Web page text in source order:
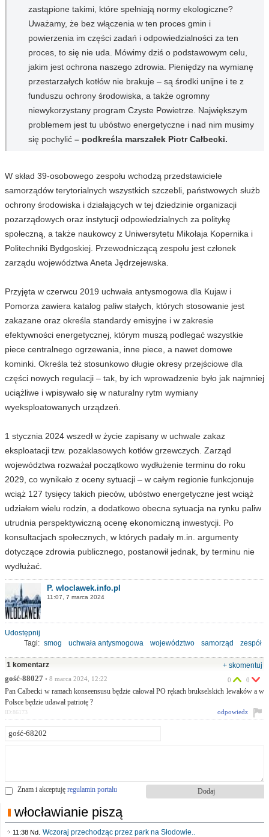
zastąpione takimi, które spełniają normy ekologiczne?
Uważamy, że bez włączenia w ten proces gmin i
powierzenia im części zadań i odpowiedzialności za ten
proces, to się nie uda. Mówimy dziś o podstawowym celu,
jakim jest ochrona naszego zdrowia. Pieniędzy na wymianę
przestarzałych kotłów nie brakuje – są środki unijne i te z
funduszu ochrony środowiska, a także ogromny
niewykorzystany program Czyste Powietrze. Największym
problemem jest tu ubóstwo energetyczne i nad nim musimy
się pochylić – podkreśla marszałek Piotr Całbecki.
W skład 39-osobowego zespołu wchodzą przedstawiciele
samorządów terytorialnych wszystkich szczebli, państwowych służb
ochrony środowiska i działających w tej dziedzinie organizacji
pozarządowych oraz instytucji odpowiedzialnych za politykę
społeczną, a także naukowcy z Uniwersytetu Mikołaja Kopernika i
Politechniki Bydgoskiej. Przewodniczącą zespołu jest członek
zarządu województwa Aneta Jędrzejewska.
Przyjęta w czerwcu 2019 uchwała antysmogowa dla Kujaw i
Pomorza zawiera katalog paliw stałych, których stosowanie jest
zakazane oraz określa standardy emisyjne i w zakresie
efektywności energetycznej, którym muszą podlegać wszystkie
piece centralnego ogrzewania, inne piece, a nawet domowe
kominki. Określa też stosunkowo długie okresy przejściowe dla
części nowych regulacji – tak, by ich wprowadzenie było jak najmniej
uciążliwe i wpisywało się w naturalny rytm wymiany
wyeksploatowanych urządzeń.
1 stycznia 2024 wszedł w życie zapisany w uchwale zakaz
eksploatacji tzw. pozaklasowych kotłów grzewczych. Zarząd
województwa rozważał początkowo wydłużenie terminu do roku
2029, co wynikało z oceny sytuacji – w całym regionie funkcjonuje
wciąż 127 tysięcy takich pieców, ubóstwo energetyczne jest wciąż
udziałem wielu rodzin, a dodatkowo obecna sytuacja na rynku paliw
utrudnia perspektywiczną ocenę ekonomiczną inwestycji. Po
konsultacjach społecznych, w których padały m.in. argumenty
dotyczące zdrowia publicznego, postanowił jednak, by terminu nie
wydłużać.
P. wloclawek.info.pl
11:07, 7 marca 2024
Udostępnij
Tagi: smog uchwała antysmogowa województwo samorząd zespół
1 komentarz
+ skomentuj
gość-88027 • 8 marca 2024, 12:22
Pan Calbecki w ramach konseensusu będzie całował PO rękach brukselskich lewaków a w
Polsce będzie udawał patriotę ?
0 0
odpowiedz
ID:86173
Znam i akceptuję regulamin portalu
włocławianie piszą
11:38 Nd. Wczoraj przechodząc przez park na Słodowie..